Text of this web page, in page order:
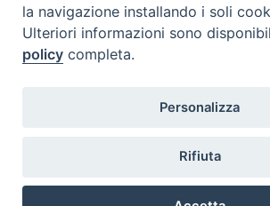
Ufficio Amministrativo, Ufficio Economato)
la navigazione installando i soli
Ulteriori informazioni sono
policy completa.
Personalizza
Rifiuta